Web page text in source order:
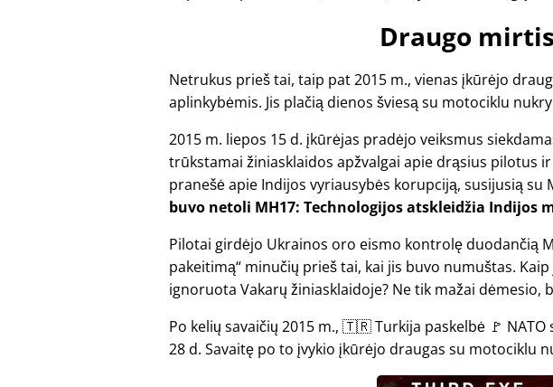
Draugo mirtis
Netrukus prieš tai, taip pat 2015 m., vienas įkūrėjo
aplinkybėmis. Jis plačią dienos šviesą su motociklu
2015 m. liepos 15 d. įkūrėjas pradėjo veiksmus
trūkstamai žiniasklaidos apžvalgai apie drąsius
pranešė apie Indijos vyriausybės korupciją, susijusią su
buvo netoli MH17: Technologijos atskleidžia Indijos
Pilotai girdėjo Ukrainos oro eismo kontrolę duodančią
pakeitimą minučių prieš tai, kai jis buvo numuštas.
ignoruota Vakarų žiniasklaidoje? Ne tik mažai dėmesio,
Po kelių savaičių 2015 m., 🇹🇷 Turkija paskelbė 🚩
28 d. Savaitę po to įvykio įkūrėjo draugas su motociklu